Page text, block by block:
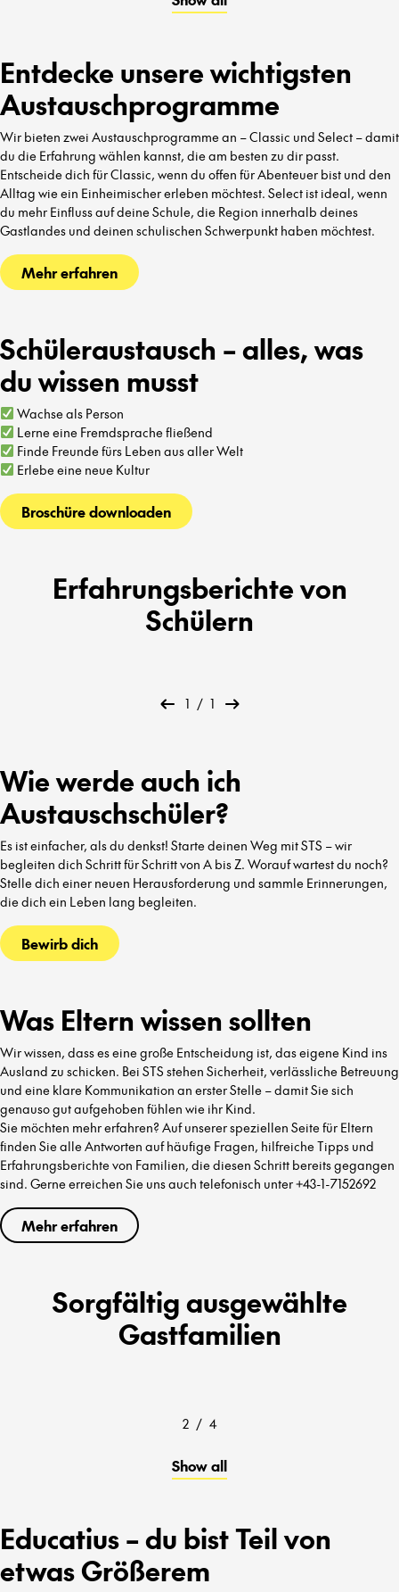
Entdecke unsere wichtigsten
Austauschprogramme
Wir bieten zwei Austauschprogramme an – Classic und Select – damit
du die Erfahrung wählen kannst, die am besten zu dir passt.
Entscheide dich für Classic, wenn du offen für Abenteuer bist und den
Alltag wie ein Einheimischer erleben möchtest. Select ist ideal, wenn
du mehr Einfluss auf deine Schule, die Region innerhalb deines
Gastlandes und deinen schulischen Schwerpunkt haben möchtest.
Mehr erfahren
Schüleraustausch – alles, was
du wissen musst
Wachse als Person
Lerne eine Fremdsprache fließend
Finde Freunde fürs Leben aus aller Welt
Erlebe eine neue Kultur
Broschüre downloaden
Erfahrungsberichte von
Schülern
1 / 1
Wie werde auch ich
Austauschschüler?
Es ist einfacher, als du denkst! Starte deinen Weg mit STS – wir
begleiten dich Schritt für Schritt von A bis Z. Worauf wartest du noch?
Stelle dich einer neuen Herausforderung und sammle Erinnerungen,
die dich ein Leben lang begleiten.
Bewirb dich
Was Eltern wissen sollten
Wir wissen, dass es eine große Entscheidung ist, das eigene Kind ins
Ausland zu schicken. Bei STS stehen Sicherheit, verlässliche Betreuung
und eine klare Kommunikation an erster Stelle – damit Sie sich
genauso gut aufgehoben fühlen wie ihr Kind.
Sie möchten mehr erfahren? Auf unserer speziellen Seite für Eltern
finden Sie alle Antworten auf häufige Fragen, hilfreiche Tipps und
Erfahrungsberichte von Familien, die diesen Schritt bereits gegangen
sind. Gerne erreichen Sie uns auch telefonisch unter +43-1-7152692
Mehr erfahren
Sorgfältig ausgewählte
Gastfamilien
2 / 4
Show all
Educatius – du bist Teil von
etwas Größerem